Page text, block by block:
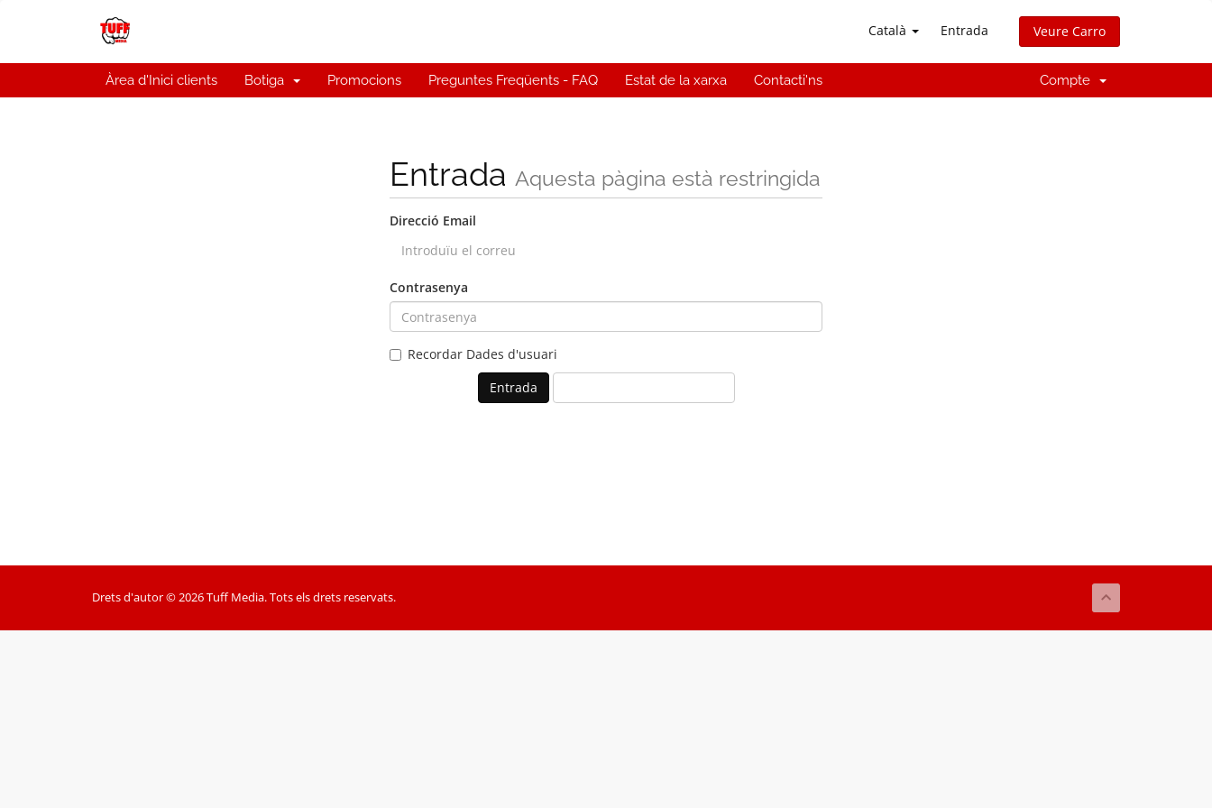
Català Entrada Veure Carro
Àrea d'Inici clients Botiga Promocions Preguntes Freqüents - FAQ Estat de la xarxa Contacti'ns Compte
Entrada Aquesta pàgina està restringida
Direcció Email
Contrasenya
Recordar Dades d'usuari
Drets d'autor © 2026 Tuff Media. Tots els drets reservats.